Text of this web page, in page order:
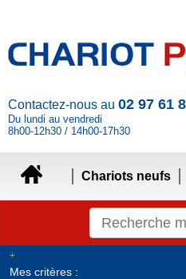
Contactez-nous au 02 97 61
Du lundi au vendredi
8h00-12h30 / 14h00-17h30
Chariots neufs
Mes critères :